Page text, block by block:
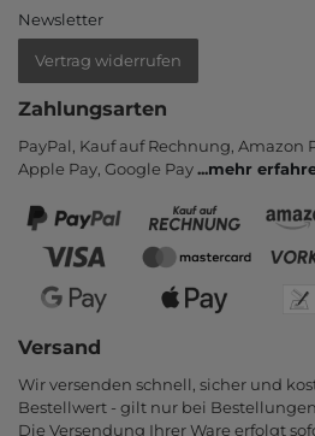
Newsletter
Vertrag widerrufen
Zahlungsarten
PayPal, Kauf auf Rechnung, Amazon
Apple Pay, Google Pay...mehr
Versand
Wir versenden schnell, sicher und
Bestell­wert - gilt nur bei
Die Ver­sendung Ihrer Ware er­folgt